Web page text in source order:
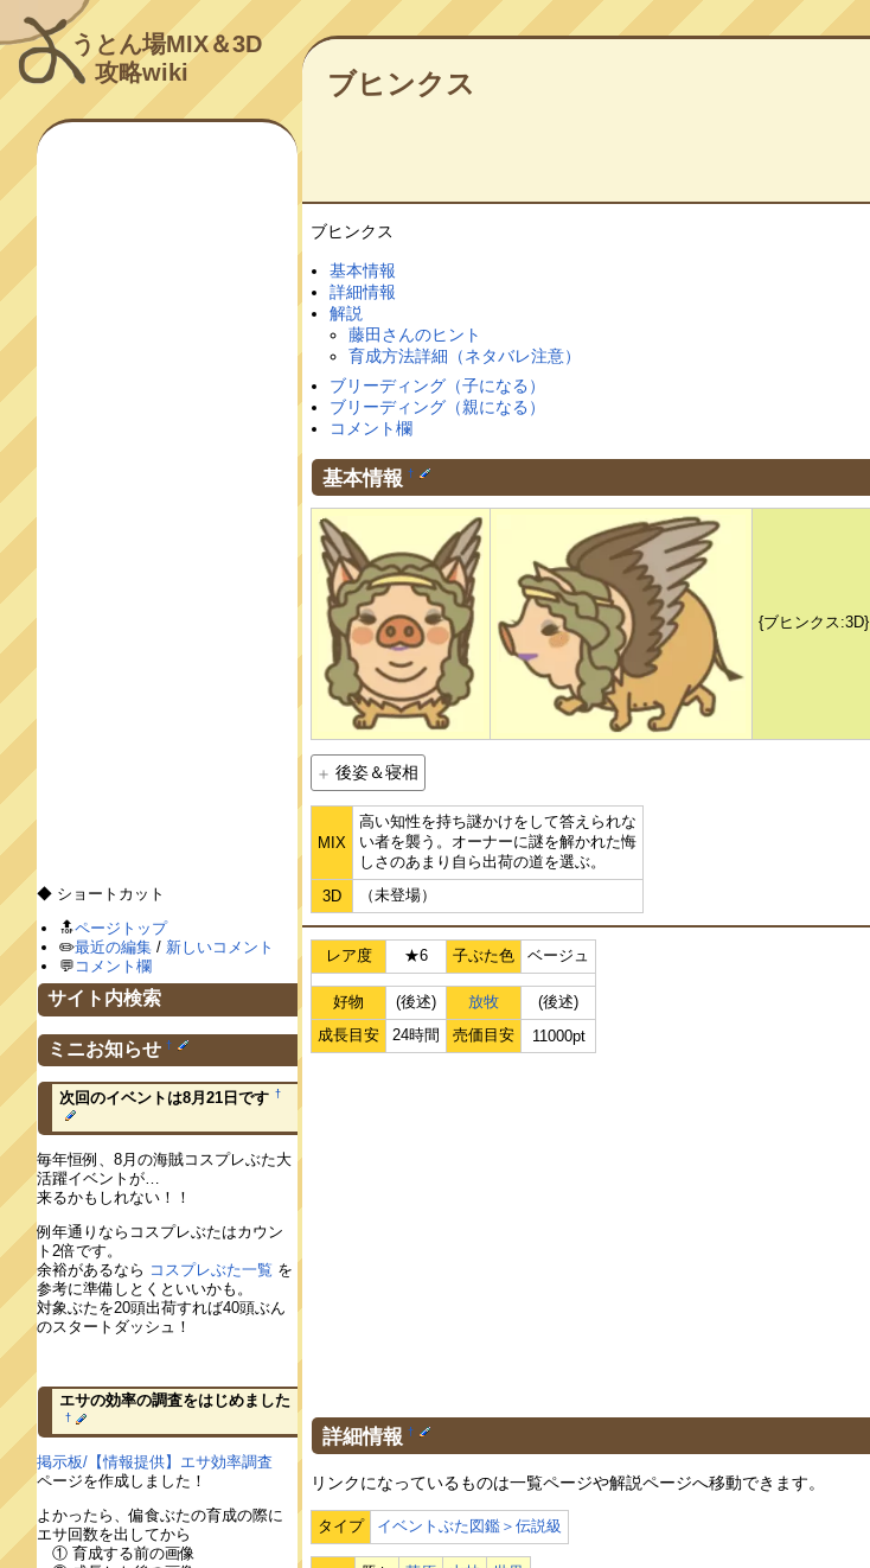
うとん場MIX＆3D
攻略wiki
ブヒンクス
ブヒンクス
基本情報
詳細情報
解説
藤田さんのヒント
育成方法詳細（ネタバレ注意）
ブリーディング（子になる）
ブリーディング（親になる）
コメント欄
基本情報 †
{ブヒンクス:3D}
後姿＆寝相
MIX
高い知性を持ち謎かけをして答えられな
い者を襲う。オーナーに謎を解かれた悔
しさのあまり自ら出荷の道を選ぶ。
3D
（未登場）
レア度 ★6 子ぶた色 ベージュ
好物 (後述) 放牧
(後述)
成長目安
24時間 売価目安 11000pt
詳細情報 †
リンクになっているものは一覧ページや解説ページへ移動できます。
タイプ イベントぶた図鑑＞伝説級
◆ ショートカット
🔝ページトップ
✏️最近の編集 / 新しいコメント
💬 コメント欄
サイト内検索
ミニお知らせ †
次回のイベントは8月21日です †
毎年恒例、8月の海賊コスプレぶた大
活躍イベントが…
来るかもしれない！！
例年通りならコスプレぶたはカウン
ト2倍です。
余裕があるなら コスプレぶた一覧 を
参考に準備しとくといいかも。
対象ぶたを20頭出荷すれば40頭ぶん
のスタートダッシュ！
エサの効率の調査をはじめました
†
掲示板/【情報提供】エサ効率調査
ページを作成しました！
よかったら、偏食ぶたの育成の際に
エサ回数を出してから
① 育成する前の画像